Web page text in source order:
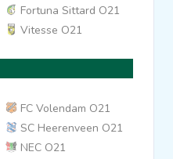
Fortuna Sittard O21
Vitesse O21
FC Volendam O21
SC Heerenveen O21
NEC O21